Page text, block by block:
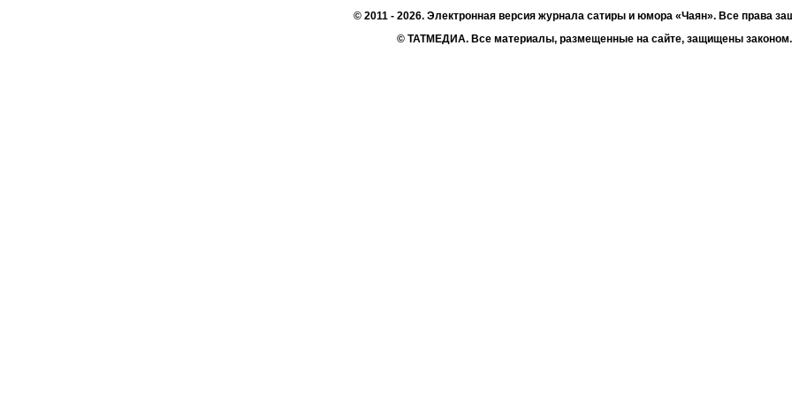
© 2011 - 2026. Электронная версия журнала сатиры и юмора «Чаян». Все права
© ТАТМЕДИА. Все материалы, размещенные на сайте, защищены законом.